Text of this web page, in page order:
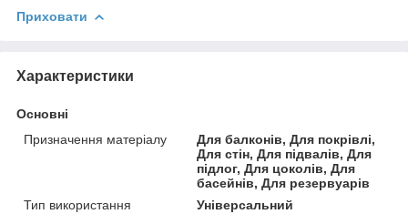
Приховати
Характеристики
Основні
Призначення матеріалу
Для балконів, Для покрівлі,
Для стін, Для підвалів, Для
підлог, Для цоколів, Для
басейнів, Для резервуарів
Тип використання
Універсальний